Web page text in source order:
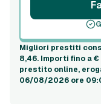
Migliori prestiti
8,46. Importi fino a€
prestito online,
06/08/2026 ore